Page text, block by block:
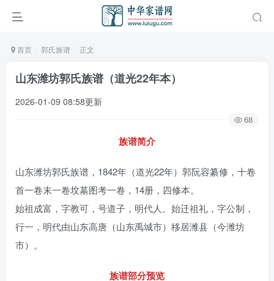
首页 郭氏族谱 正文
山东潍坊郭氏族谱（道光22年本）
2026-01-09 08:58更新
68
族谱简介
山东潍坊郭氏族谱，1842年（道光22年）郭阮容纂修，十卷
首一卷末一卷坟墓图考一卷，14册，四修本。
始祖成富，字教可，号道子，明代人。始迁祖礼，字公制，
行一，明代由山东高唐（山东禹城市）移居潍县（今潍坊
市）。
族谱部分预览